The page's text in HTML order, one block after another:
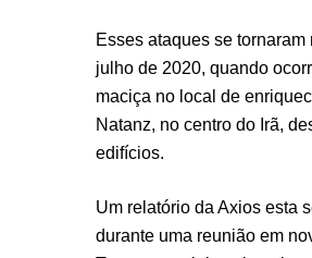
Esses ataques se
julho de 2020, quando
maciça no local de
Natanz, no centro do Irã,
edifícios.
Um relatório da Axios esta
durante uma reunião em